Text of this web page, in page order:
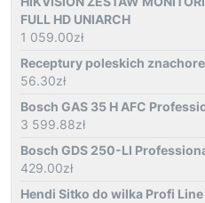
FULL HD UNIARCH
1 059.00zł
Receptury poleskich
56.30zł
Bosch GAS 35 H AFC
3 599.88zł
Bosch GDS 250-LI
429.00zł
Hendi Sitko do wilka Profi